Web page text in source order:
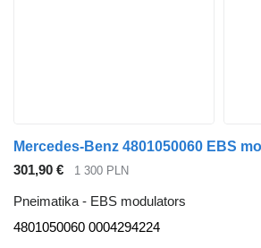
301,90 € 1 300 PLN
Pneimatika - EBS modulators
4801050060 0004294224